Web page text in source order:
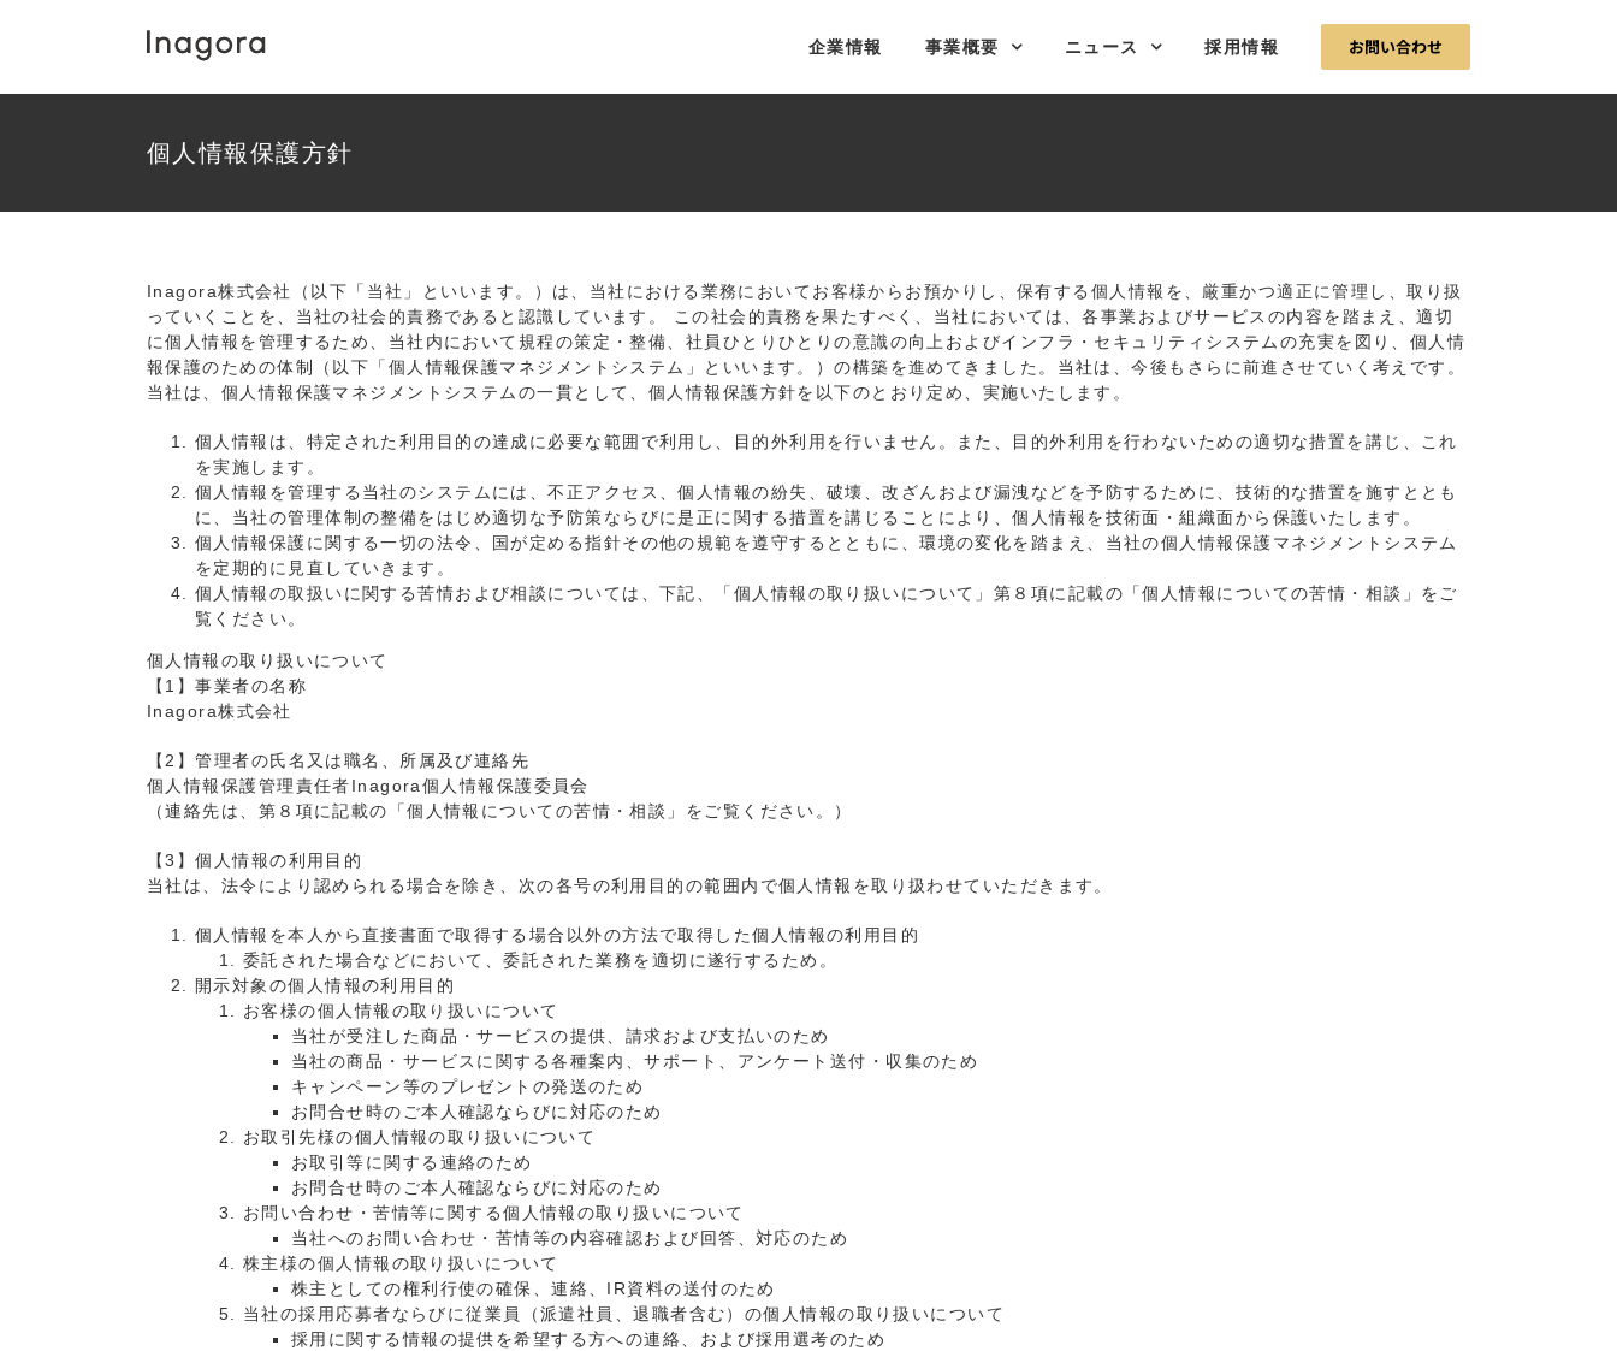
企業情報 事業概要 ニュース 採用情報 お問い合わせ
個人情報保護方針
Inagora株式会社（以下「当社」といいます。）は、当社における業務においてお客様からお預かりし、保有する個人情報を、厳重かつ適正に管理し、取り扱
っていくことを、当社の社会的責務であると認識しています。 この社会的責務を果たすべく、当社においては、各事業およびサービスの内容を踏まえ、適切
に個人情報を管理するため、当社内において規程の策定・整備、社員ひとりひとりの意識の向上およびインフラ・セキュリティシステムの充実を図り、個人情
報保護のための体制（以下「個人情報保護マネジメントシステム」といいます。）の構築を進めてきました。当社は、今後もさらに前進させていく考えです。
当社は、個人情報保護マネジメントシステムの一貫として、個人情報保護方針を以下のとおり定め、実施いたします。
個人情報は、特定された利用目的の達成に必要な範囲で利用し、目的外利用を行いません。また、目的外利用を行わないための適切な措置を講じ、これ
を実施します。
個人情報を管理する当社のシステムには、不正アクセス、個人情報の紛失、破壊、改ざんおよび漏洩などを予防するために、技術的な措置を施すととも
に、当社の管理体制の整備をはじめ適切な予防策ならびに是正に関する措置を講じることにより、個人情報を技術面・組織面から保護いたします。
個人情報保護に関する一切の法令、国が定める指針その他の規範を遵守するとともに、環境の変化を踏まえ、当社の個人情報保護マネジメントシステム
を定期的に見直していきます。
個人情報の取扱いに関する苦情および相談については、下記、「個人情報の取り扱いについて」第８項に記載の「個人情報についての苦情・相談」をご
覧ください。
個人情報の取り扱いについて
【1】事業者の名称
Inagora株式会社
【2】管理者の氏名又は職名、所属及び連絡先
個人情報保護管理責任者Inagora個人情報保護委員会
（連絡先は、第８項に記載の「個人情報についての苦情・相談」をご覧ください。）
【3】個人情報の利用目的
当社は、法令により認められる場合を除き、次の各号の利用目的の範囲内で個人情報を取り扱わせていただきます。
個人情報を本人から直接書面で取得する場合以外の方法で取得した個人情報の利用目的
委託された場合などにおいて、委託された業務を適切に遂行するため。
開示対象の個人情報の利用目的
お客様の個人情報の取り扱いについて
当社が受注した商品・サービスの提供、請求および支払いのため
当社の商品・サービスに関する各種案内、サポート、アンケート送付・収集のため
キャンペーン等のプレゼントの発送のため
お問合せ時のご本人確認ならびに対応のため
お取引先様の個人情報の取り扱いについて
お取引等に関する連絡のため
お問合せ時のご本人確認ならびに対応のため
お問い合わせ・苦情等に関する個人情報の取り扱いについて
当社へのお問い合わせ・苦情等の内容確認および回答、対応のため
株主様の個人情報の取り扱いについて
株主としての権利行使の確保、連絡、IR資料の送付のため
当社の採用応募者ならびに従業員（派遣社員、退職者含む）の個人情報の取り扱いについて
採用に関する情報の提供を希望する方への連絡、および採用選考のため